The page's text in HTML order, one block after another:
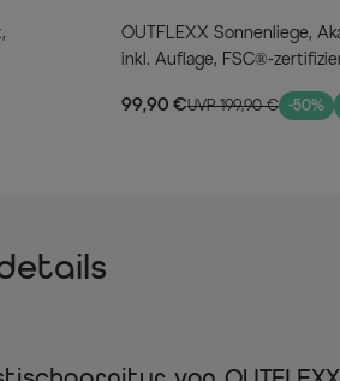
OUTFLEXX Sonnenliege,
inkl. Auflage, FSC®-
99,90 €UVP 199,90 € -50%